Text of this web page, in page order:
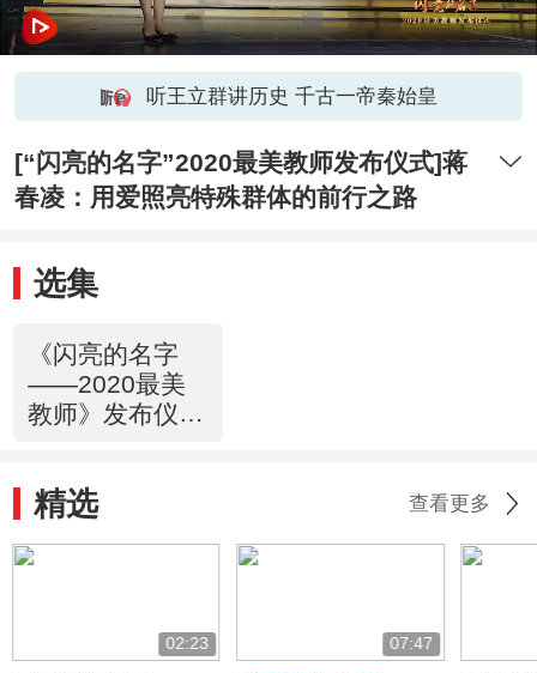
听王立群讲历史 千古一帝秦始皇
[“闪亮的名字”2020最美教师发布仪式]蒋
春凌：用爱照亮特殊群体的前行之路
选集
《闪亮的名字
——2020最美
教师》发布仪式
精选 查看更多
02:23 07:47